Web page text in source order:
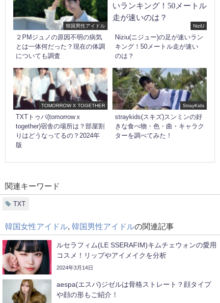
韓国男性アイドル
２PMジュノの原因不明の病気
とは一体何だった？現在の体調
についても調査
NiziU
Niziu(ニジュー)の足が速いラン
キング！50メートル走が速い
のは？
TOMORROW X TOGETHER
TXTトゥバ(tomorrow x
together)宿舎の場所は？部屋割
りはどうなってるの？2024年
版
StrayKids
straykids(スキズ)スンミンの好
きな食べ物・色・曲・キャラク
ターを調べてみた！
関連キーワード
TXT
韓国女性アイドル 韓国男性アイドルの関連記事
ルセラフィム(LE SSERAFIM)キムチェウォンの愛用
コスメ！リップやアイメイクを分析
2024年3月14日
aespa(エスパ)ジゼルは骨格ストレート？顔タイプ
や顔の形もご紹介！